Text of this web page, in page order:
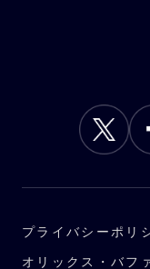
プライバシーポリ
オリックス・バフ